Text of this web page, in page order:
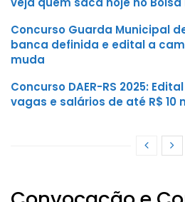
Concurso Guarda Municipal
banca definida e edital a
muda
Concurso DAER-RS 2025:
vagas e salários de até R$ 10